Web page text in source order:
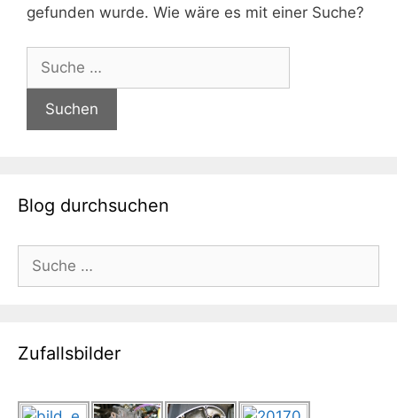
gefunden wurde. Wie wäre es mit einer Suche?
nach:
Blog durchsuchen
nach:
Zufallsbilder